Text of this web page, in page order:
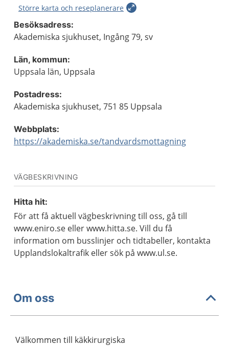
Större karta och reseplanerare
Besöksadress:
Akademiska sjukhuset, Ingång 79, sv
Län, kommun:
Uppsala län, Uppsala
Postadress:
Akademiska sjukhuset, 751 85 Uppsala
Webbplats:
https://akademiska.se/tandvardsmottagning
VÄGBESKRIVNING
Hitta hit:
För att få aktuell vägbeskrivning till oss, gå till
www.eniro.se eller www.hitta.se. Vill du få
information om busslinjer och tidtabeller, kontakta
Upplandslokaltrafik eller sök på www.ul.se.
Om oss
Välkommen till käkkirurgiska